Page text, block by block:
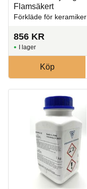
Flamsäkert
Förkläde för keramiker
856 KR
I lager
Köp